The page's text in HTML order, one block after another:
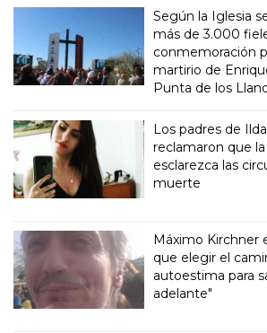
Según la Iglesia
más de 3.000
conmemoración
martirio de
Punta de los
Los padres de
reclamaron que
esclarezca las
muerte
Máximo Kirchner
que elegir el
autoestima para
adelante"